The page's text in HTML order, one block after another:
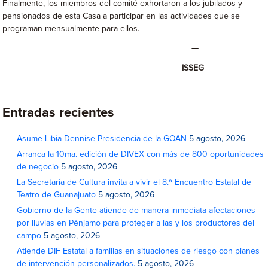
Finalmente, los miembros del comité exhortaron a los jubilados y
pensionados de esta Casa a participar en las actividades que se
programan mensualmente para ellos.
—
ISSEG
Entradas recientes
Asume Libia Dennise Presidencia de la GOAN 5 agosto, 2026
Arranca la 10ma. edición de DIVEX con más de 800 oportunidades
de negocio 5 agosto, 2026
La Secretaría de Cultura invita a vivir el 8.º Encuentro Estatal de
Teatro de Guanajuato 5 agosto, 2026
Gobierno de la Gente atiende de manera inmediata afectaciones
por lluvias en Pénjamo para proteger a las y los productores del
campo 5 agosto, 2026
Atiende DIF Estatal a familias en situaciones de riesgo con planes
de intervención personalizados. 5 agosto, 2026